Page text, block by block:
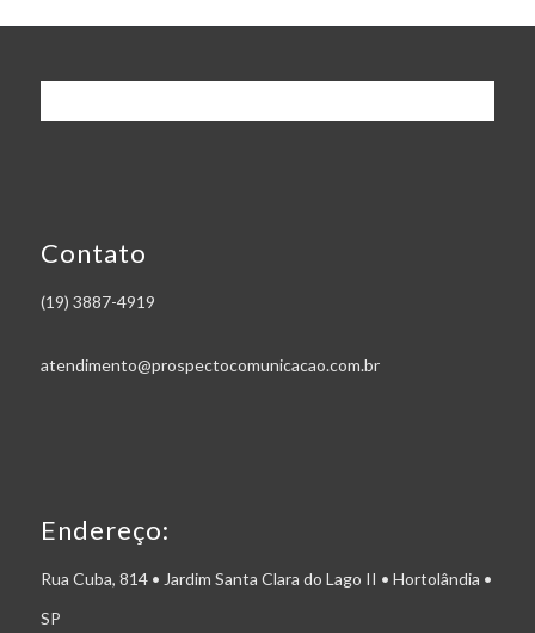
Contato
(19) 3887-4919
atendimento@prospectocomunicacao.com.br
Endereço:
Rua Cuba, 814 • Jardim Santa Clara do Lago II • Hortolândia •
SP